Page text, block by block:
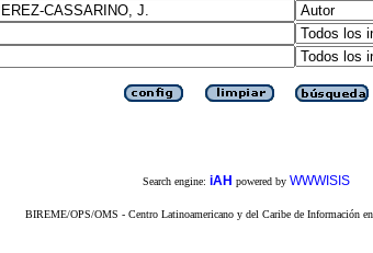
Search engine: iAH powered by WWWISIS
BIREME/OPS/OMS - Centro Latinoamericano y del Caribe de Información